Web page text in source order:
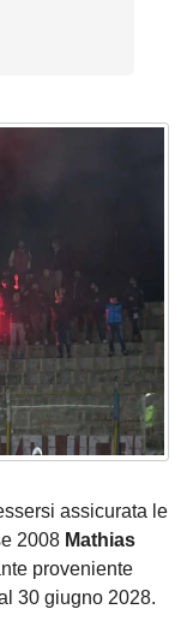
assicurata le
2008 Mathias
proveniente
30 giugno 2028.